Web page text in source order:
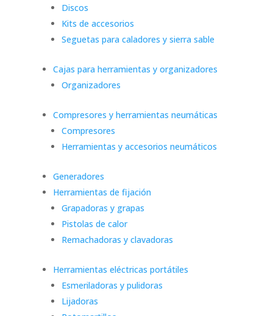
Discos
Kits de accesorios
Seguetas para caladores y sierra sable
Cajas para herramientas y organizadores
Organizadores
Compresores y herramientas neumáticas
Compresores
Herramientas y accesorios neumáticos
Generadores
Herramientas de fijación
Grapadoras y grapas
Pistolas de calor
Remachadoras y clavadoras
Herramientas eléctricas portátiles
Esmeriladoras y pulidoras
Lijadoras